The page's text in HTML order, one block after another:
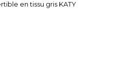
en tissu gris KATY